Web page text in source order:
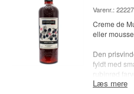
Land:
Alc. styrke:
70 cl
Varenr.:
Creme de
eller
Den
fyldt med
rubinrød
vilde
Læs mere